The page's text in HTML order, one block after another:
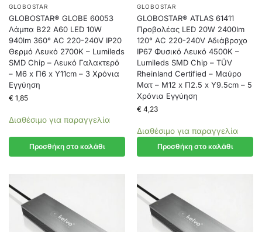
GLOBOSTAR
GLOBOSTAR® GLOBE 60053
Λάμπα B22 A60 LED 10W
940lm 360° AC 220-240V IP20
Θερμό Λευκό 2700K – Lumileds
SMD Chip – Λευκό Γαλακτερό
– Μ6 x Π6 x Υ11cm – 3 Χρόνια
Εγγύηση
€ 1,85
Διαθέσιμο για παραγγελία
Προσθήκη στο καλάθι
GLOBOSTAR
GLOBOSTAR® ATLAS 61411
Προβολέας LED 20W 2400lm
120° AC 220-240V Αδιάβροχο
IP67 Φυσικό Λευκό 4500K –
Lumileds SMD Chip – TÜV
Rheinland Certified – Μαύρο
Ματ – Μ12 x Π2.5 x Υ9.5cm – 5
Χρόνια Εγγύηση
€ 4,23
Διαθέσιμο για παραγγελία
Προσθήκη στο καλάθι